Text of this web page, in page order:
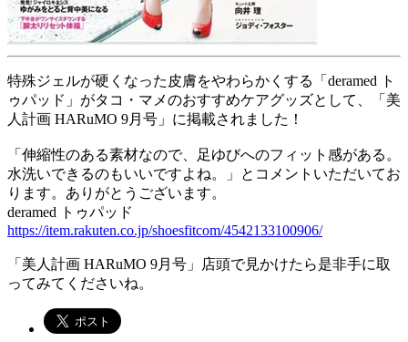
特殊ジェルが硬くなった皮膚をやわらかくする「deramed ト
ゥパッド」がタコ・マメのおすすめケアグッズとして、「美
人計画 HARuMO 9月号」に掲載されました！
「伸縮性のある素材なので、足ゆびへのフィット感がある。
水洗いできるのもいいですよね。」とコメントいただいてお
ります。ありがとうございます。
deramed トゥパッド
https://item.rakuten.co.jp/shoesfitcom/4542133100906/
「美人計画 HARuMO 9月号」店頭で見かけたら是非手に取
ってみてくださいね。